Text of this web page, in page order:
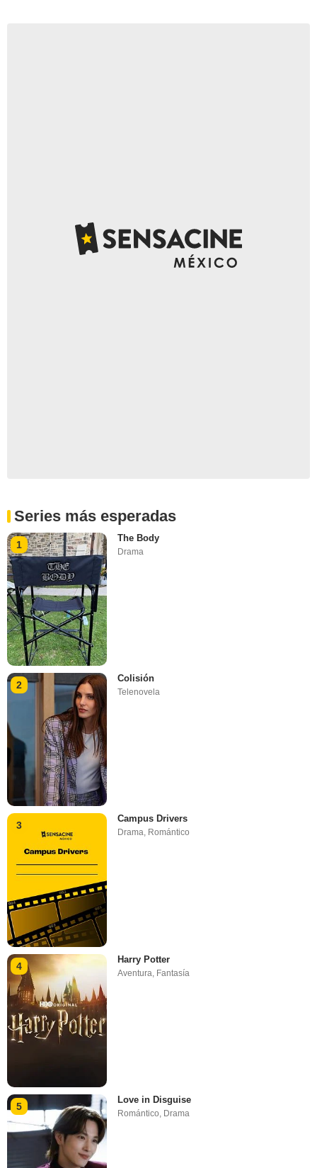
Series más esperadas
1
The Body
Drama
2
Colisión
Telenovela
3
Campus Drivers
Drama, Romántico
4
Harry Potter
Aventura Fantasía
5
Love in Disguise
Romántico, Drama